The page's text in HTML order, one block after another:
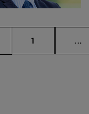
Página
1 ...